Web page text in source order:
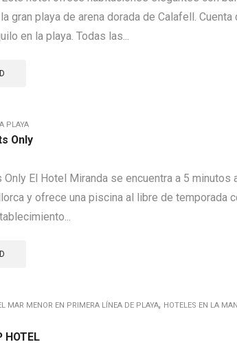
gran playa de arena dorada de Calafell. Cuenta
en la playa. Todas las...
PLAYA
Only
El Hotel Miranda se encuentra a 5 minutos
y ofrece una piscina al libre de temporada
MAR MENOR EN PRIMERA LÍNEA DE PLAYA, HOTELES EN LA
HOTEL